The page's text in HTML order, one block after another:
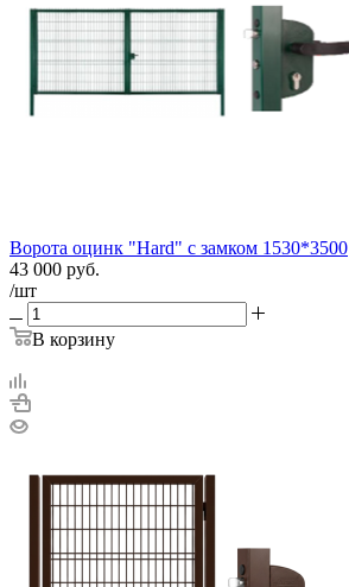
Ворота оцинк "Hard" с замком 1530*3500
43 000 руб.
/шт
В корзину